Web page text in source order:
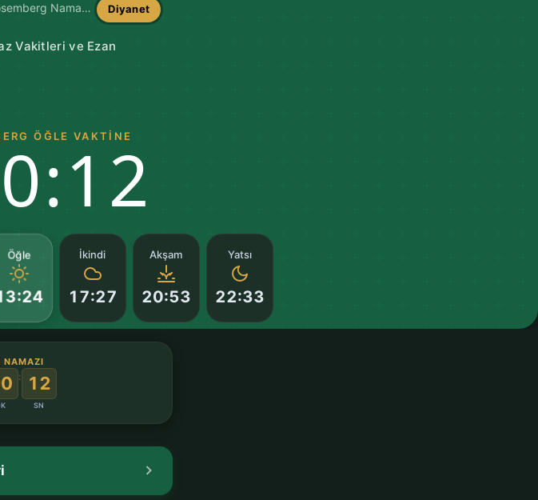
Sulzbach-Rosemberg Namaz Vakitleri Diyanet
Vakitleri ve Ezan
ÖĞLE VAKTINE
Öğle İkindi
17:27
Akşam
20:53
Yatsı
22:33
NAMAZI
: 11
SN